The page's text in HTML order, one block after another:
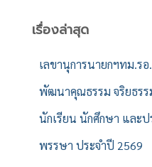
สำ
เรื่องล่าสุด
เลขานุการนายกฯทม.ร
พัฒนาคุณธรรม จริยธรร
นักเรียน นักศึกษา และป
พรรษา ประจำปี 2569